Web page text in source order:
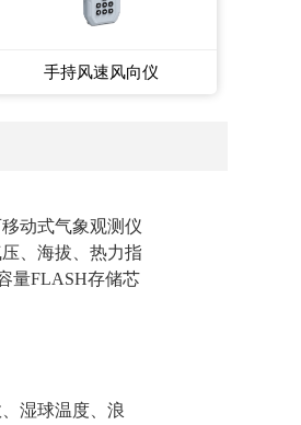
手持风速风向仪
动式气象观测仪
、海拔、热力指
量FLASH存储芯
湿球温度、浪